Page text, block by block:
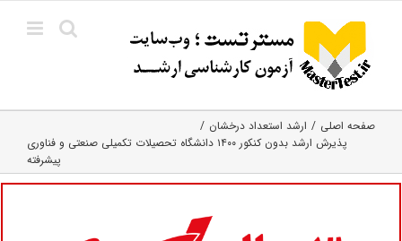
content
صفحه اصلی
ارشد استعداد درخشان
پذیرش ارشد بدون کنکور ۱۴۰۰ دانشگاه تحصیلات تکمیلی صنعتی و فناوری
پیشرفته